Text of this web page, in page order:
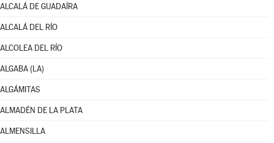
ALCALÁ DE GUADAÍRA
ALCALÁ DEL RÍO
ALCOLEA DEL RÍO
ALGABA (LA)
ALGÁMITAS
ALMADÉN DE LA PLATA
ALMENSILLA